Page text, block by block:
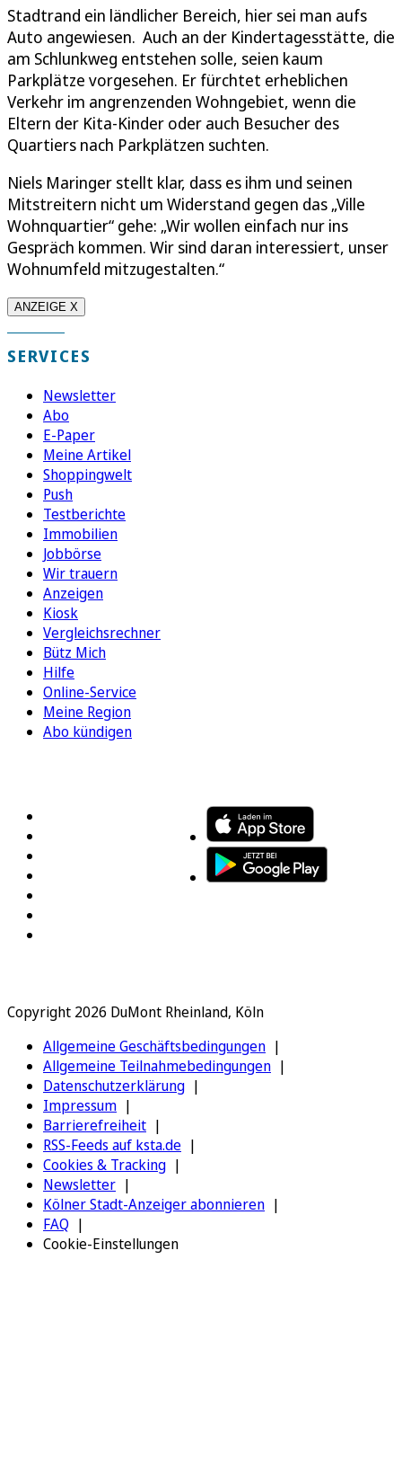
Stadtrand ein ländlicher Bereich, hier sei man aufs
Auto angewiesen. Auch an der Kindertagesstätte, die
am Schlunkweg entstehen solle, seien kaum
Parkplätze vorgesehen. Er fürchtet erheblichen
Verkehr im angrenzenden Wohngebiet, wenn die
Eltern der Kita-Kinder oder auch Besucher des
Quartiers nach Parkplätzen suchten.
Niels Maringer stellt klar, dass es ihm und seinen
Mitstreitern nicht um Widerstand gegen das „Ville
Wohnquartier“ gehe: „Wir wollen einfach nur ins
Gespräch kommen. Wir sind daran interessiert, unser
Wohnumfeld mitzugestalten.“
ANZEIGE X
SERVICES
Newsletter
Abo
E-Paper
Meine Artikel
Shoppingwelt
Push
Testberichte
Immobilien
Jobbörse
Wir trauern
Anzeigen
Kiosk
Vergleichsrechner
Bütz Mich
Hilfe
Online-Service
Meine Region
Abo kündigen
Copyright 2026 DuMont Rheinland, Köln
Allgemeine Geschäftsbedingungen
Allgemeine Teilnahmebedingungen
Datenschutzerklärung
Impressum
Barrierefreiheit
RSS-Feeds auf ksta.de
Cookies & Tracking
Newsletter
Kölner Stadt-Anzeiger abonnieren
FAQ
Cookie-Einstellungen